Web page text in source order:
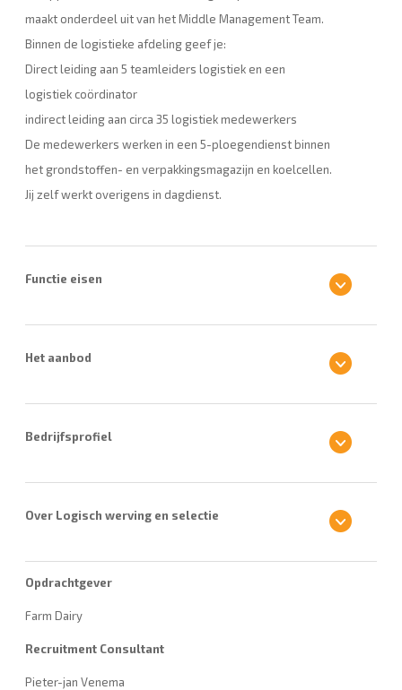
maakt onderdeel uit van het Middle Management Team.
Binnen de logistieke afdeling geef je:
Direct leiding aan 5 teamleiders logistiek en een
logistiek coördinator
indirect leiding aan circa 35 logistiek medewerkers
De medewerkers werken in een 5-ploegendienst binnen
het grondstoffen- en verpakkingsmagazijn en koelcellen.
Jij zelf werkt overigens in dagdienst.
Functie eisen
Het aanbod
Bedrijfsprofiel
Over Logisch werving en selectie
Opdrachtgever
Farm Dairy
Recruitment Consultant
Pieter-jan Venema